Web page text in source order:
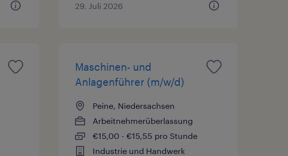
29. Juli 2026
Maschinen- und
Anlagenführer (m/w/d)
Peine, Niedersachsen
Arbeitnehmerüberlassung
€15,00 - €15,55 pro Stunde
Industrie und Handwerk